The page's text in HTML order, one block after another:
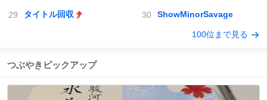
タイトル回収 ShowMinorSavage
100位まで見る
つぶやきピックアップ